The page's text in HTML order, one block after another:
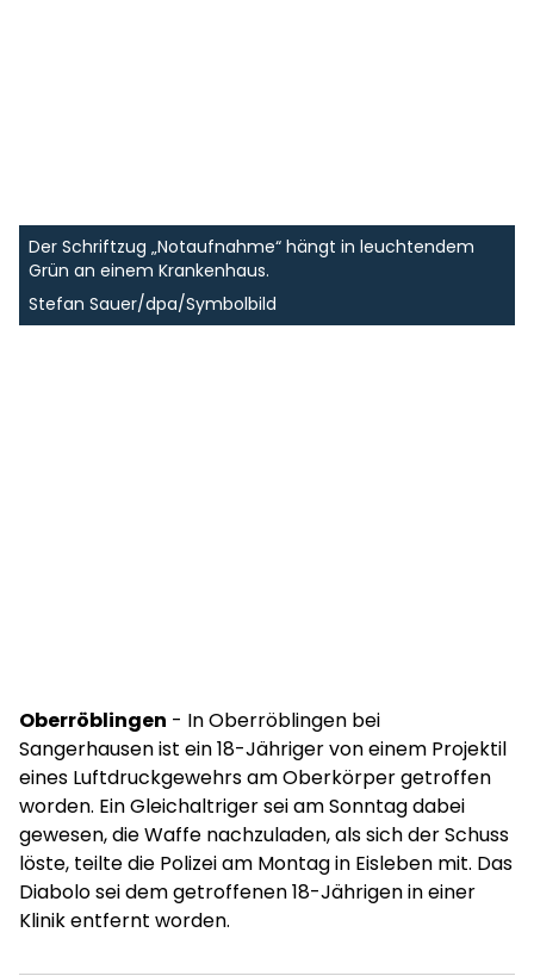
Der Schriftzug „Notaufnahme“ hängt in leuchtendem
Grün an einem Krankenhaus.
Stefan Sauer/dpa/Symbolbild
Oberröblingen - In Oberröblingen bei
Sangerhausen ist ein 18-Jähriger von einem Projektil
eines Luftdruckgewehrs am Oberkörper getroffen
worden. Ein Gleichaltriger sei am Sonntag dabei
gewesen, die Waffe nachzuladen, als sich der Schuss
löste, teilte die Polizei am Montag in Eisleben mit. Das
Diabolo sei dem getroffenen 18-Jährigen in einer
Klinik entfernt worden.